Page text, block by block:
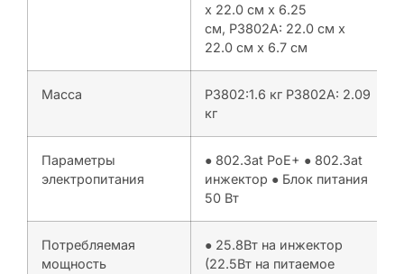
x 22.0 см x 6.25
см, P3802A: 22.0 см x
22.0 см x 6.7 см
Масса
P3802:1.6 кг P3802A: 2.09
кг
Параметры
электропитания
● 802.3at PoE+ ● 802.3at
инжектор ● Блок питания
50 Вт
Потребляемая
мощность
● 25.8Вт на инжектор
(22.5Вт на питаемое